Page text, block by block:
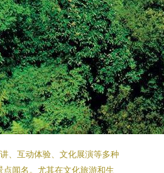
、互动体验、文化展演等多种
闻名。尤其在文化旅游和生